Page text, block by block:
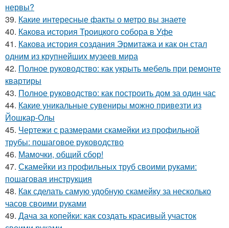
нервы?
39. Какие интересные факты о метро вы знаете
40. Какова история Троицкого собора в Уфе
41. Какова история создания Эрмитажа и как он стал
одним из крупнейших музеев мира
42. Полное руководство: как укрыть мебель при ремонте
квартиры
43. Полное руководство: как построить дом за один час
44. Какие уникальные сувениры можно привезти из
Йошкар-Олы
45. Чертежи с размерами скамейки из профильной
трубы: пошаговое руководство
46. Мамочки, общий сбор!
47. Скамейки из профильных труб своими руками:
пошаговая инструкция
48. Как сделать самую удобную скамейку за несколько
часов своими руками
49. Дача за копейки: как создать красивый участок